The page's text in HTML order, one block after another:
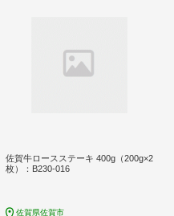
佐賀牛ロースステーキ 400g（200g×2
枚）：B230-016
佐賀県佐賀市